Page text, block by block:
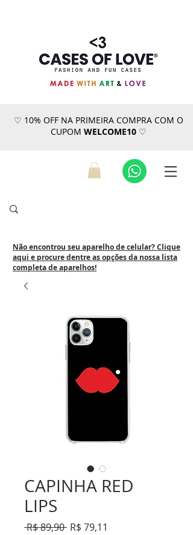
♡ 10% OFF NA PRIMEIRA COMPRA COM O
CUPOM WELCOME10♡
Não encontrou seu aparelho de celular? Clique
aqui e procure dentre as opções da nossa lista
completa de aparelhos!
CAPINHA RED
LIPS
R$ 89,90 Preço
R$ 79,11